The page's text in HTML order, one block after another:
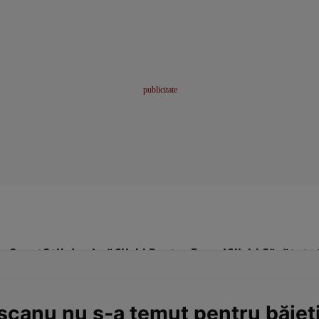
SportStil de viațăClick! Pentru FemeiClick! Sănătate
nu s-a temut pentru